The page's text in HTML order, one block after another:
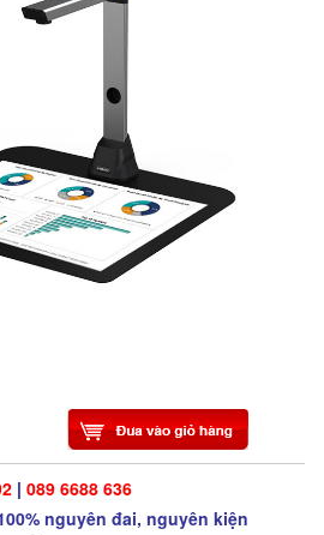
| 089 6688 636
nguyên đai, nguyên kiện